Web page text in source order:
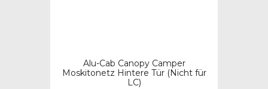
Alu-Cab Canopy Camper
Moskitonetz Hintere Tür (Nicht für
LC)